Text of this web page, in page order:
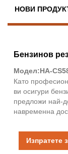
НОВИ
Бензинов
Модел:HA-
Като
ви осигури
предложи най-
навременна
Изпратете